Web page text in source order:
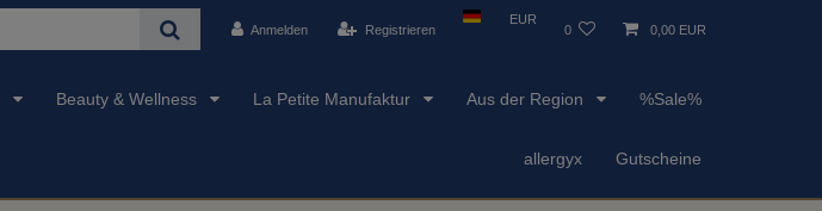
Anmelden Registrieren
EUR
0 0,00 EUR
Beauty & Wellness La Petite Manufaktur Aus der Region %Sale%
allergyx Gutscheine